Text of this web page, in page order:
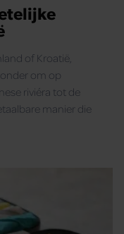
of Kroatië,
om op
riviéra tot de
manier die